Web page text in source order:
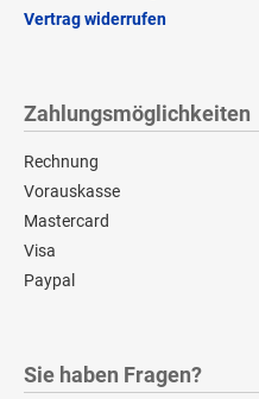
Vertrag widerrufen
Zahlungsmöglichkeiten
Rechnung
Vorauskasse
Mastercard
Visa
Paypal
Sie haben Fragen?